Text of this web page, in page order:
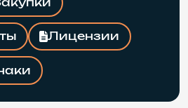
Лицензии